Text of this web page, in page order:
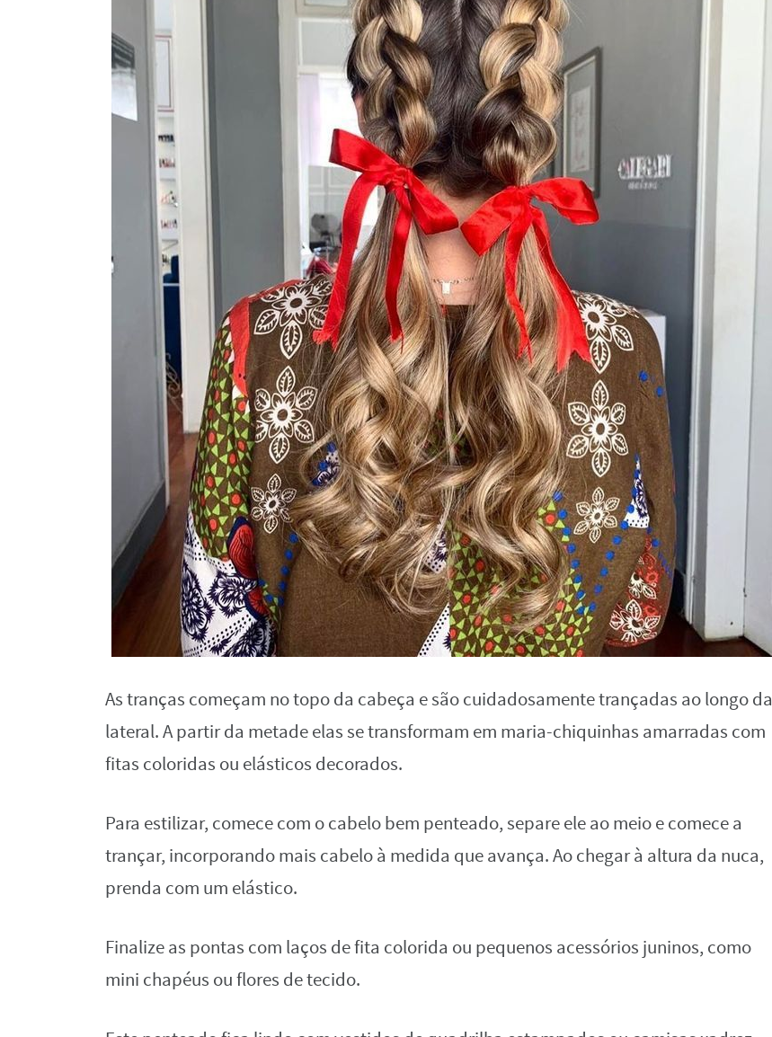
As tranças começam no topo da cabeça e são cuidadosamente trançadas ao longo da
lateral. A partir da metade elas se transformam em maria-chiquinhas amarradas com
fitas coloridas ou elásticos decorados.
Para estilizar, comece com o cabelo bem penteado, separe ele ao meio e comece a
trançar, incorporando mais cabelo à medida que avança. Ao chegar à altura da nuca,
prenda com um elástico.
Finalize as pontas com laços de fita colorida ou pequenos acessórios juninos, como
mini chapéus ou flores de tecido.